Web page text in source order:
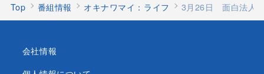
Top 番組情報 オキナワマイ：ライフ 3月26日 面白法人
会社情報